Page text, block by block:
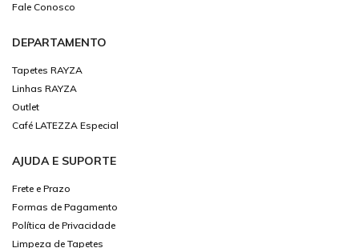
Fale Conosco
DEPARTAMENTO
Tapetes RAYZA
Linhas RAYZA
Outlet
Café LATEZZA Especial
AJUDA E SUPORTE
Frete e Prazo
Formas de Pagamento
Política de Privacidade
Limpeza de Tapetes